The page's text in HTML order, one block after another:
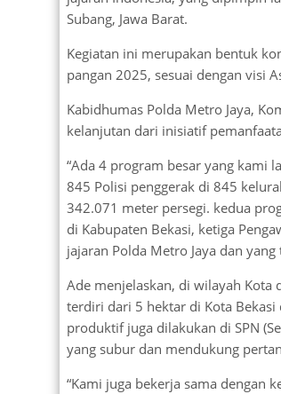
Subang, Jawa Barat.
Kegiatan ini merupakan bentuk
pangan 2025, sesuai dengan visi
Kabidhumas Polda Metro Jaya,
kelanjutan dari inisiatif
“Ada 4 program besar yang kami
845 Polisi penggerak di 845
342.071 meter persegi. kedua
di Kabupaten Bekasi, ketiga
jajaran Polda Metro Jaya dan
Ade menjelaskan, di wilayah Kota
terdiri dari 5 hektar di Kota Bekasi
produktif juga dilakukan di SPN
yang subur dan mendukung
“Kami juga bekerja sama dengan